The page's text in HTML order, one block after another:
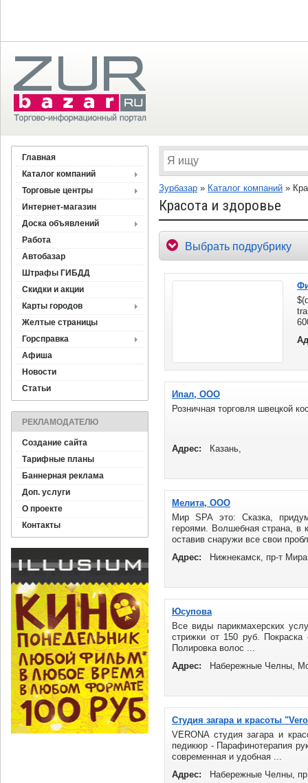
Главная
Каталог компаний
Торговые центры
Интернет-магазин
Доска объявлений
Работа
Автобазар
Штрафы ГИБДД
Скидки и акции
Карты городов
Желтые страницы
Горсправка
Афиша
Новости
Статьи
РЕКЛАМОДАТЕЛЮ
Создание сайта
Тарифные планы
Баннерная реклама
Доп. услуги
О проекте
Контакты
Зурбазар » Каталог компаний »
Красота и здоровье
Выбрать подрубрику
Ипал, ООО
Розничная торговля швецкой
Адрес: Казань,
Мелита, ООО
Мир SPA это: Сказка,
героями. Волшебная страна, в
оставив снаружи все свои
Адрес:
Нижнекамск, пр-т
Юсупова
Все виды парикмахерских
стрижки от 150 руб.
Полировка волос ...
Адрес:
Набережные Челны,
Студия загара и красоты
VERONA студия загара и
педикюр - Парафинотерапия
современная и удобная ...
Адрес:
Набережные Челны,